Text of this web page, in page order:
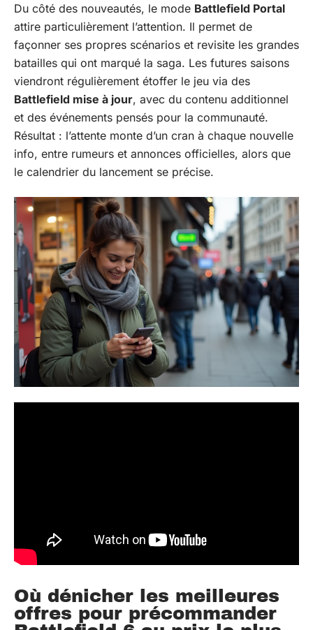
Du côté des nouveautés, le mode Battlefield Portal
attire particulièrement l’attention. Il permet de
façonner ses propres scénarios et revisite les grandes
batailles qui ont marqué la saga. Les futures saisons
viendront régulièrement étoffer le jeu via des
Battlefield mise à jour, avec du contenu additionnel
et des événements pensés pour la communauté.
Résultat : l’attente monte d’un cran à chaque nouvelle
info, entre rumeurs et annonces officielles, alors que
le calendrier du lancement se précise.
Où dénicher les meilleures
offres pour précommander